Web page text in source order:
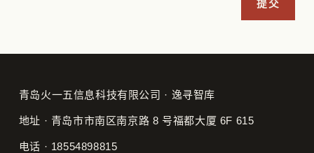
提交
青岛火一五信息科技有限公司 · 逸寻智库
地址 · 青岛市市南区南京路 8 号福都大厦 6F 615
电话 · 18554898815